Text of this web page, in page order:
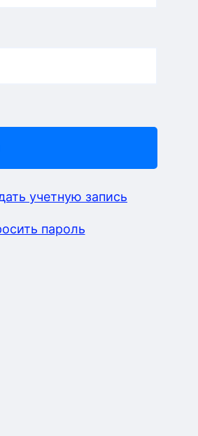
учетную запись
пароль